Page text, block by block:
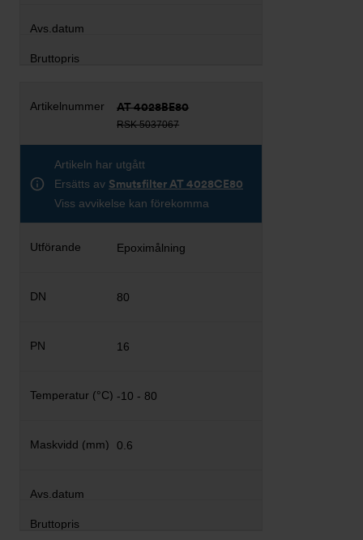
AT 4028BE80
RSK 5037067
Artikeln har utgått
Ersätts av Smutsfilter AT 4028CE80
Viss avvikelse kan förekomma
Epoximålning
80
16
-10 - 80
0.6